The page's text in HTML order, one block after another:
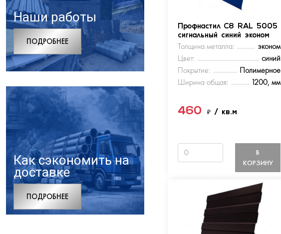
Наши работы
ПОДРОБНЕЕ
Как сэкономить на
доставке
ПОДРОБНЕЕ
Профнастил С8 RAL 5005
сигнальный синий эконом
Толщина металла:
эконом
Цвет:
синий
Покрытие:
Полимерное
Ширина общая:
1200, мм
460₽/ кв.м
В
КОРЗИНУ